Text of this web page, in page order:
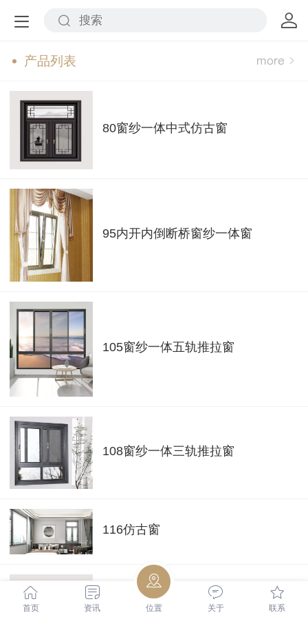
产品列表
80窗纱一体中式仿古窗
95内开内倒断桥窗纱一体窗
105窗纱一体五轨推拉窗
108窗纱一体三轨推拉窗
116仿古窗
118窗纱一体中式仿古窗
首页 资讯 位置 关于 联系